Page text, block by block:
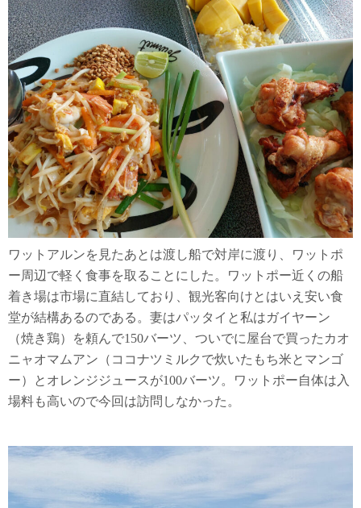
ワットアルンを見たあとは渡し船で対岸に渡り、ワットポ
ー周辺で軽く食事を取ることにした。ワットポー近くの船
着き場は市場に直結しており、観光客向けとはいえ安い食
堂が結構あるのである。妻はパッタイと私はガイヤーン
（焼き鶏）を頼んで150バーツ、ついでに屋台で買ったカオ
ニャオマムアン（ココナツミルクで炊いたもち米とマンゴ
ー）とオレンジジュースが100バーツ。ワットポー自体は入
場料も高いので今回は訪問しなかった。